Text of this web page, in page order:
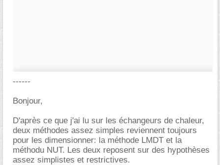
------
Bonjour,
D'après ce que j'ai lu sur les échangeurs de chaleur,
deux méthodes assez simples reviennent toujours
pour les dimensionner: la méthode LMDT et la
méthodu NUT. Les deux reposent sur des hypothèses
assez simplistes et restrictives.